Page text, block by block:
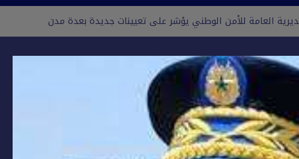
العامة للأمن الوطني يؤشر على تعيينات جديدة بعدة مدن